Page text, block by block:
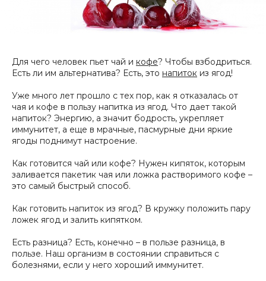
Для чего человек пьет чай и кофе? Чтобы взбодриться.
Есть ли им альтернатива? Есть, это напиток из ягод!
Уже много лет прошло с тех пор, как я отказалась от
чая и кофе в пользу напитка из ягод. Что дает такой
напиток? Энергию, а значит бодрость, укрепляет
иммунитет, а еще в мрачные, пасмурные дни яркие
ягоды поднимут настроение.
Как готовится чай или кофе? Нужен кипяток, которым
заливается пакетик чая или ложка растворимого кофе –
это самый быстрый способ.
Как готовить напиток из ягод? В кружку положить пару
ложек ягод и залить кипятком.
Есть разница? Есть, конечно – в пользе разница, в
пользе. Наш организм в состоянии справиться с
болезнями, если у него хороший иммунитет.